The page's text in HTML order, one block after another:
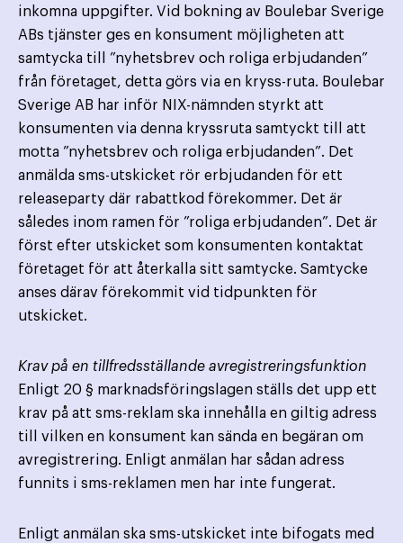
inkomna uppgifter. Vid bokning av Boulebar Sverige
ABs tjänster ges en konsument möjligheten att
samtycka till ”nyhetsbrev och roliga erbjudanden”
från företaget, detta görs via en kryss-ruta. Boulebar
Sverige AB har inför NIX-nämnden styrkt att
konsumenten via denna kryssruta samtyckt till att
motta ”nyhetsbrev och roliga erbjudanden”. Det
anmälda sms-utskicket rör erbjudanden för ett
releaseparty där rabattkod förekommer. Det är
således inom ramen för ”roliga erbjudanden”. Det är
först efter utskicket som konsumenten kontaktat
företaget för att återkalla sitt samtycke. Samtycke
anses därav förekommit vid tidpunkten för
utskicket.
Krav på en tillfredsställande avregistreringsfunktion
Enligt 20 § marknadsföringslagen ställs det upp ett
krav på att sms-reklam ska innehålla en giltig adress
till vilken en konsument kan sända en begäran om
avregistrering. Enligt anmälan har sådan adress
funnits i sms-reklamen men har inte fungerat.
Enligt anmälan ska sms-utskicket inte bifogats med